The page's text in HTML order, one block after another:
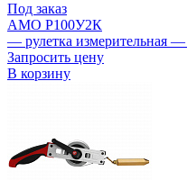
Под заказ
AMO Р100У2К
— рулетка измерительная
Запросить цену
В корзину